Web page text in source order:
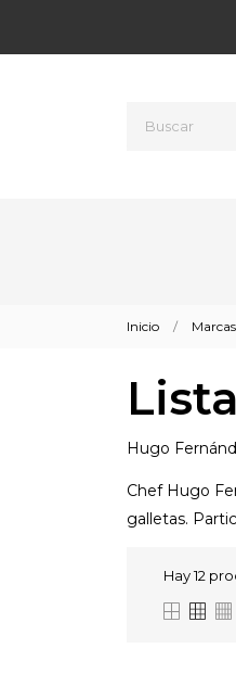
Inicio Marcas
Hugo
Chef Hugo
galletas.
Hay 12